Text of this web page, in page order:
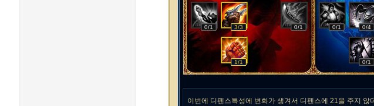
0/1 3/3 0/1
1/1
0/1 0/4
0/1
이번에 디펜스특성에 변화가 생겨서 디펜스에 21을 주지 않